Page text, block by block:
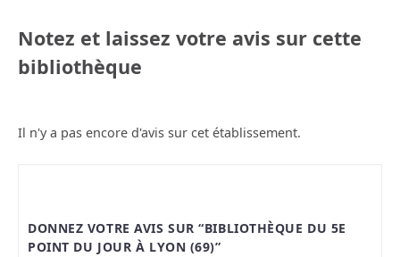
Notez et laissez votre avis sur cette
bibliothèque
Il n'y a pas encore d'avis sur cet établissement.
DONNEZ VOTRE AVIS SUR “BIBLIOTHÈQUE DU 5E
POINT DU JOUR À LYON (69)”